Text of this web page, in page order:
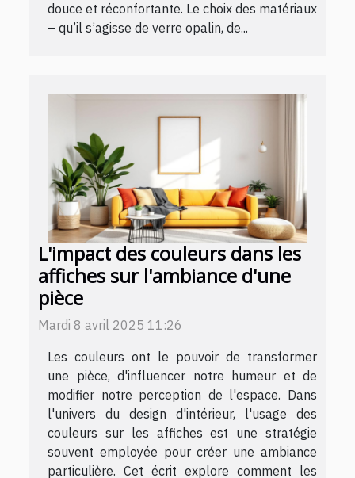
douce et réconfortante. Le choix des matériaux
– qu’il s’agisse de verre opalin, de...
L'impact des couleurs dans les
affiches sur l'ambiance d'une
pièce
Mardi 8 avril 2025 11:26
Les couleurs ont le pouvoir de transformer
une pièce, d'influencer notre humeur et de
modifier notre perception de l'espace. Dans
l'univers du design d'intérieur, l'usage des
couleurs sur les affiches est une stratégie
souvent employée pour créer une ambiance
particulière. Cet écrit explore comment les